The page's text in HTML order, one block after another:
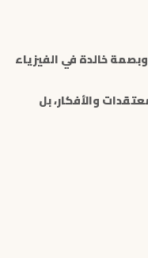
خالدة في الفيزياء
والأفكار، بل